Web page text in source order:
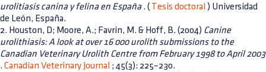
urolitiasis canina y felina en España. ( Tesis doctoral ) Universidad
de León, España.
2. Houston, D; Moore, A.; Favrin, M. & Hoff, B. (2004) Canine
urolithiasis: A look at over 16 000 urolith submissions to the
Canadian Veterinary Urolith Centre from February 1998 to April 2003
. Canadian Veterinary Journal ; 45(3): 225–230.